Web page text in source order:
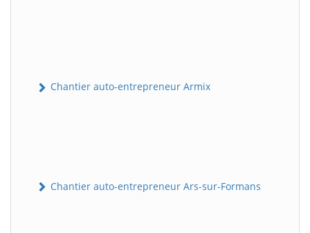
Chantier auto-entrepreneur Armix
Chantier auto-entrepreneur Ars-sur-Formans